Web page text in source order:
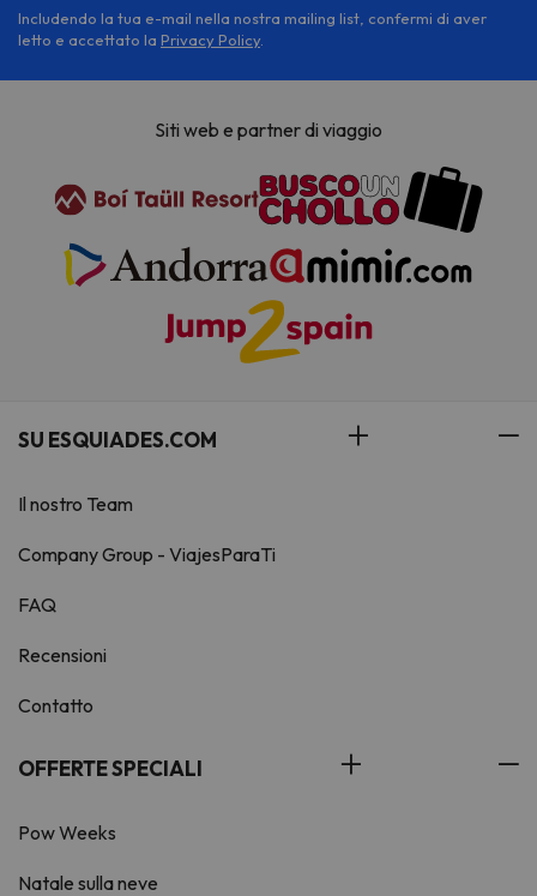
Includendo la tua e-mail nella nostra mailing list, confermi di aver
letto e accettato la Privacy Policy.
Siti web e partner di viaggio
SU ESQUIADES.COM
Il nostro Team
Company Group - ViajesParaTi
FAQ
Recensioni
Contatto
OFFERTE SPECIALI
Pow Weeks
Natale sulla neve